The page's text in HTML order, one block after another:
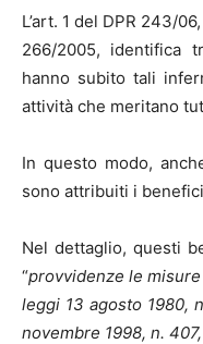
L’art. 1 del DPR 243/
266/2005, identifica
hanno subito tali
attività che meritano
In questo modo,
sono attribuiti i
Nel dettaglio, questi
“provvidenze le
leggi 13 agosto 1980,
novembre 1998, n.